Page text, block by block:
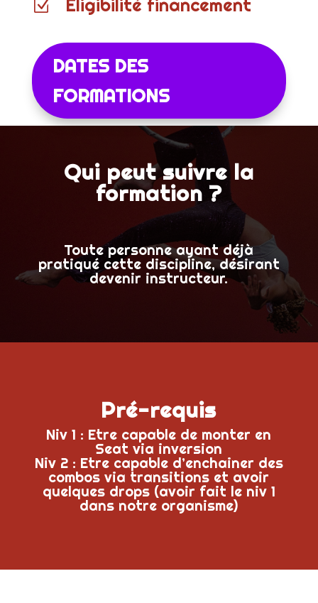
Z Eligibilité financement
DATES DES
FORMATIONS
Qui peut suivre la
formation ?
Toute personne ayant déjà
pratiqué cette discipline, désirant
devenir instructeur.
Pré-requis
Niv 1 : Etre capable de monter en
Seat via inversion
Niv 2 : Etre capable d’enchainer des
combos via transitions et avoir
quelques drops (avoir fait le niv 1
dans notre organisme)